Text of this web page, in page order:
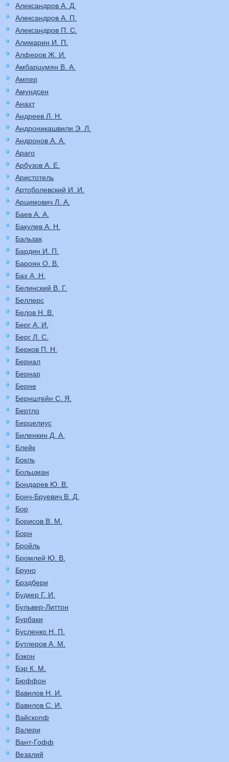
Александров А. Д.
Александров А. П.
Александров П. С.
Алимарин И. П.
Алферов Ж. И.
Амбарцумян В. А.
Ампер
Амундсен
Анахт
Андреев Л. Н.
Андроникашвили Э. Л.
Андронов А. А.
Араго
Арбузов А. Е.
Аристотель
Артоболевский И. И.
Арцимович Л. А.
Баев А. А.
Бакулев А. Н.
Бальзак
Бардин И. П.
Бароян О. В.
Бах А .Н.
Белинский В. Г.
Беллерс
Белов Н. В.
Берг А. И.
Берг Л. С.
Берков П. Н.
Бернал
Бернар
Берне
Бернштейн С. Я.
Бертло
Берцелиус
Биленкин Д. А.
Блейк
Бокль
Больцман
Бондарев Ю. В.
Бонч-Бруевич В. Д.
Бор
Борисов В. М.
Борн
Бройль
Бромлей Ю. В.
Бруно
Брэдбери
Будкер Г. И.
Бульвер-Литтон
Бурбаки
Бусленко Н. П.
Бутлеров А. М.
Бэкон
Бэр К. М.
Бюффон
Вавилов Н. И.
Вавилов С. И.
Вайскопф
Валери
Вант-Гофф
Везалий